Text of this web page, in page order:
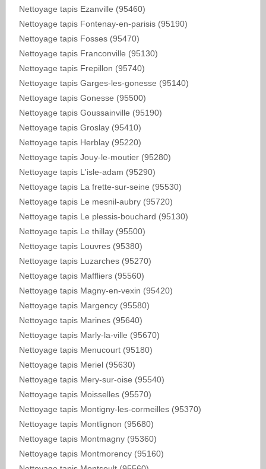
Nettoyage tapis Ezanville (95460)
Nettoyage tapis Fontenay-en-parisis (95190)
Nettoyage tapis Fosses (95470)
Nettoyage tapis Franconville (95130)
Nettoyage tapis Frepillon (95740)
Nettoyage tapis Garges-les-gonesse (95140)
Nettoyage tapis Gonesse (95500)
Nettoyage tapis Goussainville (95190)
Nettoyage tapis Groslay (95410)
Nettoyage tapis Herblay (95220)
Nettoyage tapis Jouy-le-moutier (95280)
Nettoyage tapis L'isle-adam (95290)
Nettoyage tapis La frette-sur-seine (95530)
Nettoyage tapis Le mesnil-aubry (95720)
Nettoyage tapis Le plessis-bouchard (95130)
Nettoyage tapis Le thillay (95500)
Nettoyage tapis Louvres (95380)
Nettoyage tapis Luzarches (95270)
Nettoyage tapis Maffliers (95560)
Nettoyage tapis Magny-en-vexin (95420)
Nettoyage tapis Margency (95580)
Nettoyage tapis Marines (95640)
Nettoyage tapis Marly-la-ville (95670)
Nettoyage tapis Menucourt (95180)
Nettoyage tapis Meriel (95630)
Nettoyage tapis Mery-sur-oise (95540)
Nettoyage tapis Moisselles (95570)
Nettoyage tapis Montigny-les-cormeilles (95370)
Nettoyage tapis Montlignon (95680)
Nettoyage tapis Montmagny (95360)
Nettoyage tapis Montmorency (95160)